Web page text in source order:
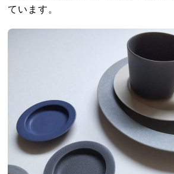
ています。